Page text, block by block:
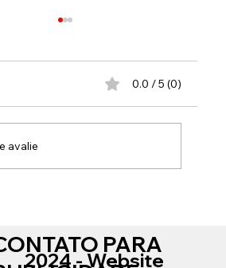
0.0 / 5 (0)
avalie
PARA
2024 - Website